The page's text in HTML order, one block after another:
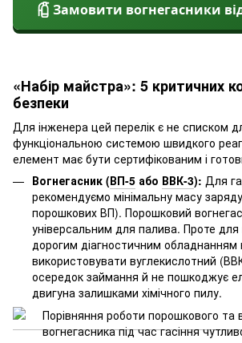
Замовити вогнегасники
«Набір майстра»: 5 критичних
безпеки
Для інженера цей перелік є не списком
функціональною системою швидкого
елемент має бути сертифікованим і
Вогнегасник (ВП-5 або ВВК-3): Для
рекомендуємо мінімальну масу
порошкових ВП). Порошковий
універсальним для палива. Проте для
дорогим діагностичним обладнанням
використовувати вуглекислотний
осередок займання й не пошкоджує
двигуна залишками хімічного пилу.